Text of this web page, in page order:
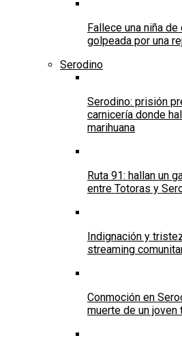
Fallece una niña
golpeada por una
Serodino
Serodino: prisión
carnicería donde
marihuana
Ruta 91: hallan un
entre Totoras y
Indignación y
streaming
Conmoción en
muerte de un joven